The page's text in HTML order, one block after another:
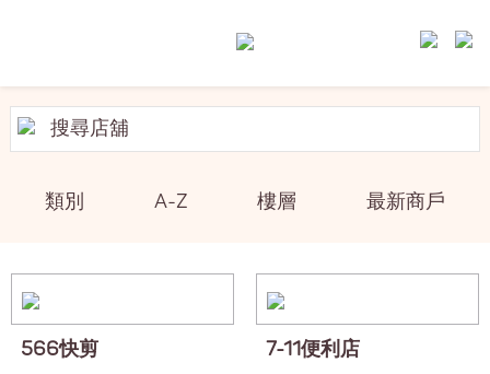
類別 A-Z 樓層 最新商戶
566快剪 7-11便利店